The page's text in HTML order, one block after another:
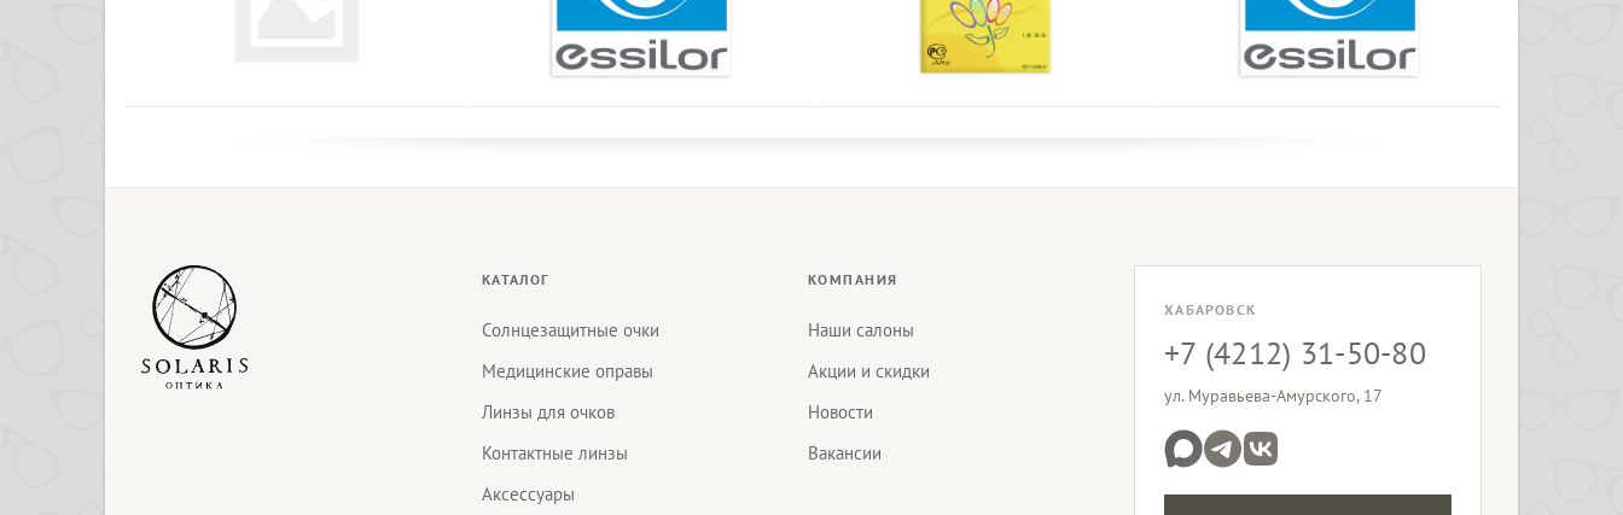
КАТАЛОГ
Солнцезащитные очки
Медицинские оправы
Линзы для очков
Контактные линзы
Аксессуары
КОМПАНИЯ
Наши салоны
Акции и скидки
Новости
Вакансии
ХАБАРОВСК
+7 (4212) 31-50-80
ул. Муравьева-Амурского, 17